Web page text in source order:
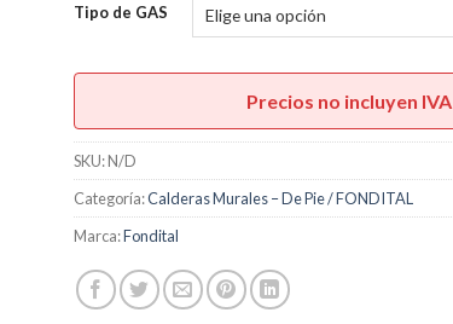
Tipo de GAS
Precios no incluyen IVA
SKU:N/D
Categoría:Calderas Murales – De Pie / FONDITAL
Marca:Fondital